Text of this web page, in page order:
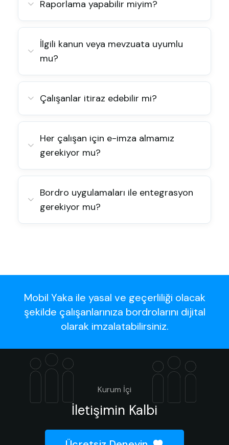
Raporlama yapabilir miyim?
İlgili kanun veya mevzuata uyumlu
mu?
Çalışanlar itiraz edebilir mi?
Her çalışan için e-imza almamız
gerekiyor mu?
Bordro uygulamaları ile entegrasyon
gerekiyor mu?
Mobil Yaka ile yasal ve geçerliliği olacak
şekilde çalışanlarınıza bordrolarını dijital
olarak imzalatabilirsiniz.
Kurum İçi
İletişimin Kalbi